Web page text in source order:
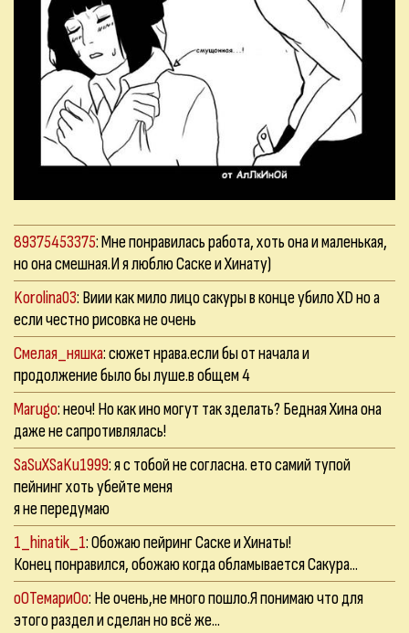
89375453375: Мне понравилась работа, хоть она и маленькая,
но она смешная.И я люблю Саске и Хинату)
Korolina03: Виии как мило лицо сакуры в конце убило XD но а
если честно рисовка не очень
Смелая_няшка: сюжет нрава.если бы от начала и
продолжение было бы луше.в общем 4
Marugo: неоч! Но как ино могут так зделать? Бедная Хина она
даже не сапротивлялась!
SaSuXSaKu1999: я с тобой не согласна. ето самий тупой
пейнинг хоть убейте меня
я не передумаю
1_hinatik_1: Обожаю пейринг Саске и Хинаты!
Конец понравился, обожаю когда обламывается Сакура...
оОТемариОо: Не очень,не много пошло.Я понимаю что для
этого раздел и сделан но всё же...